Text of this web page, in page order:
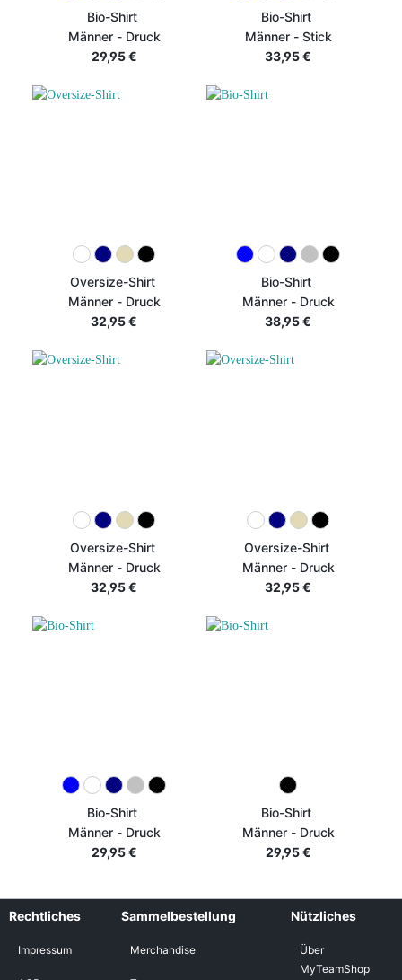
Bio-Shirt
Männer - Druck
29,95 €
Bio-Shirt
Männer - Stick
33,95 €
Oversize-Shirt
Männer - Druck
32,95 €
Bio-Shirt
Männer - Druck
38,95 €
Oversize-Shirt
Männer - Druck
32,95 €
Oversize-Shirt
Männer - Druck
32,95 €
Bio-Shirt
Männer - Druck
29,95 €
Bio-Shirt
Männer - Druck
29,95 €
Rechtliches
Impressum
Sammelbestellung
Merchandise
Nützliches
Über
MyTeamShop